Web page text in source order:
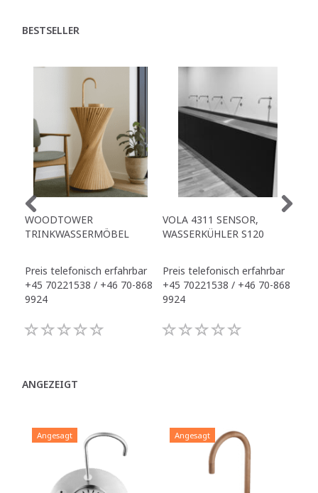
BESTSELLER
WOODTOWER
TRINKWASSERMÖBEL
Preis telefonisch erfahrbar
+45 70221538 / +46 70-868
9924
VOLA 4311 SENSOR,
WASSERKÜHLER S120
Preis telefonisch erfahrbar
+45 70221538 / +46 70-868
9924
ANGEZEIGT
Angesagt Angesagt